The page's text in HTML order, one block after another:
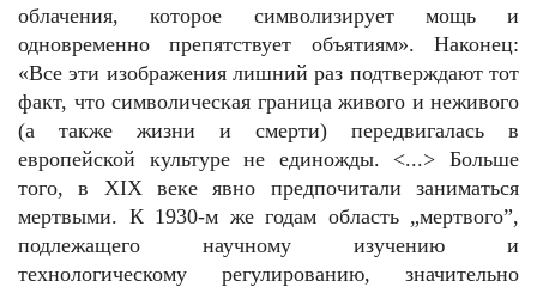
облачения, которое символизирует мощь и
одновременно препятствует объятиям». Наконец:
«Все эти изображения лишний раз подтверждают тот
факт, что символическая граница живого и неживого
(а также жизни и смерти) передвигалась в
европейской культуре не единожды. <...> Больше
того, в XIX веке явно предпочитали заниматься
мертвыми. К 1930-м же годам область „мертвого”,
подлежащего научному изучению и
технологическому регулированию, значительно